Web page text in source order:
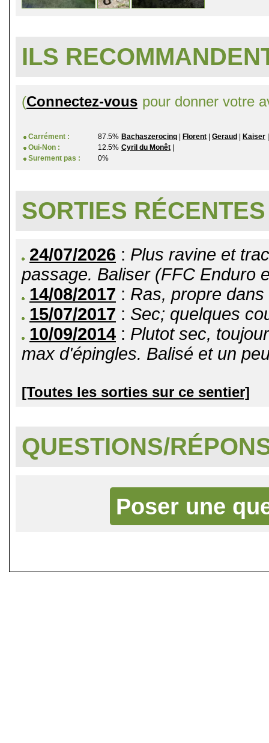
ILS
(Connectez-vous pour donner votre
Carrément : 87.5% Bachaszerocinq Florent Geraud Kaiser
Oui-Non :
12.5% Cyril du Monêt
Surement pas :
0%
SORTIES RÉCENTES
24/07/2026 : Plus ravine et
passage. Baliser (FFC Enduro
14/08/2017 : Ras, propre
15/07/2017 : Sec; quelques
10/09/2014 : Plutot sec,
max d'épingles. Balisé et un
[Toutes les sorties sur ce sentier]
QUESTIONS/
Poser une